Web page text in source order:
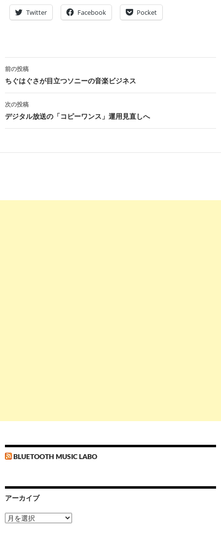
Twitter Facebook Pocket
投
稿
ナ
ビ
ゲ
ー
ン
前の投稿
ちぐはぐさが目立つソニーの音楽ビジネス
次の投稿
デジタル放送の「コピーワンス」運用見直しへ
BLUETOOTH MUSIC LABO
アーカイブ
ア
ー